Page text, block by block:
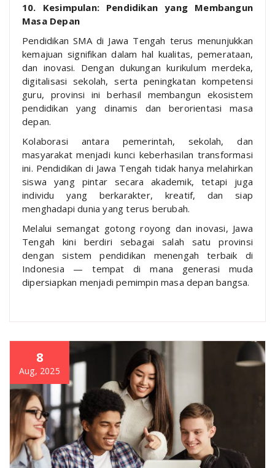
10. Kesimpulan: Pendidikan yang Membangun
Masa Depan
Pendidikan SMA di Jawa Tengah terus menunjukkan
kemajuan signifikan dalam hal kualitas, pemerataan,
dan inovasi. Dengan dukungan kurikulum merdeka,
digitalisasi sekolah, serta peningkatan kompetensi
guru, provinsi ini berhasil membangun ekosistem
pendidikan yang dinamis dan berorientasi masa
depan.
Kolaborasi antara pemerintah, sekolah, dan
masyarakat menjadi kunci keberhasilan transformasi
ini. Pendidikan di Jawa Tengah tidak hanya melahirkan
siswa yang pintar secara akademik, tetapi juga
individu yang berkarakter, kreatif, dan siap
menghadapi dunia yang terus berubah.
Melalui semangat gotong royong dan inovasi, Jawa
Tengah kini berdiri sebagai salah satu provinsi
dengan sistem pendidikan menengah terbaik di
Indonesia — tempat di mana generasi muda
dipersiapkan menjadi pemimpin masa depan bangsa.
8
Aug, 2025